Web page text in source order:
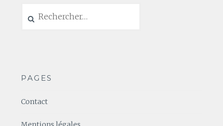
PAGES
Contact